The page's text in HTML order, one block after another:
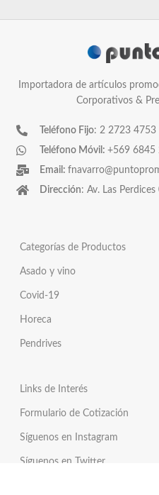
Importadora de artículos
Corporativos &
Teléfono Fijo: 2 2723 4753
Teléfono Móvil: +569 6845
Email:
Dirección: Av. Las
Categorías de Productos
Asado y vino
Covid-19
Horeca
Pendrives
Links de Interés
Formulario de Cotización
Síguenos en Instagram
Síguenos en Twitter